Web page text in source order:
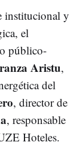
institucional y
el
público-
Aristu,
del
, director de
, responsable
Hoteles.